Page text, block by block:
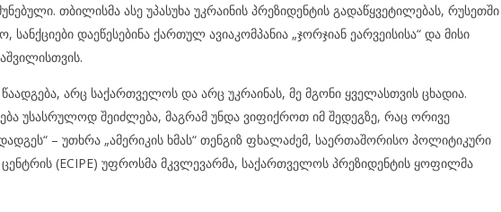
თბილისმა ასე უპასუხა უკრაინის პრეზიდენტის გადაწყვეტილებას, რუსეთში
სანქციები დაეწესებინა ქართულ ავიაკომპანია „ჯორჯიან ეარვეისისა“ და მისი
არც საქართველოს და არც უკრაინას, მე მგონი ყველასთვის ცხადია.
უსასრულოდ შეიძლება, მაგრამ უნდა ვიფიქროთ იმ შედეგზე, რაც ორივე
– უთხრა „ამერიკის ხმას“ თენგიზ ფხალაძემ, საერთაშორისო პოლიტიკური
(ECIPE) უფროსმა მკვლევარმა, საქართველოს პრეზიდენტის ყოფილმა